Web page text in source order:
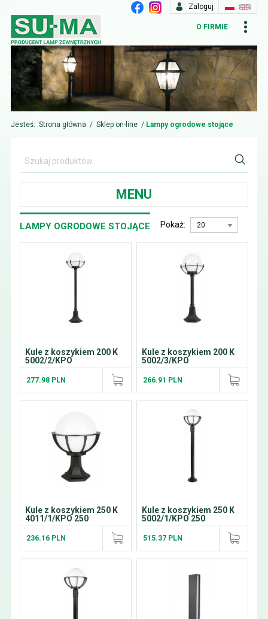
Zaloguj
O FIRMIE
Jesteś: Strona główna / Sklep on-line / Lampy ogrodowe stojące
MENU
LAMPY OGRODOWE STOJĄCE Pokaż:
Kule z koszykiem 200 K
5002/2/KPO
277.98 PLN
Kule z koszykiem 200 K
5002/3/KPO
266.91 PLN
Kule z koszykiem 250 K
4011/1/KPO 250
236.16 PLN
Kule z koszykiem 250 K
5002/1/KPO 250
515.37 PLN